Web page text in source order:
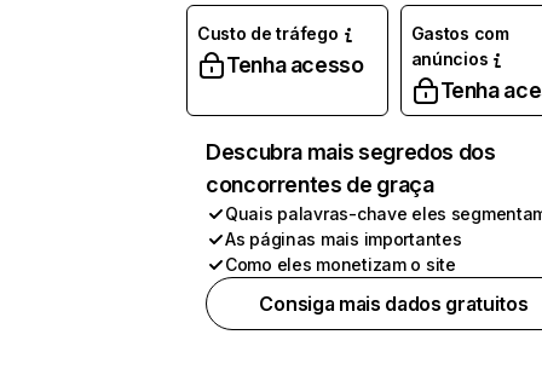
Custo de tráfego
Tenha acesso
Gastos com
anúncios
Tenha
Descubra mais segredos dos
concorrentes de graça
Quais palavras-chave eles
As páginas mais importantes
Como eles monetizam o site
Consiga mais dados gratuitos